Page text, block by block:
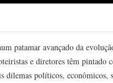
patamar avançado da
e diretores têm pintado
dilemas políticos,